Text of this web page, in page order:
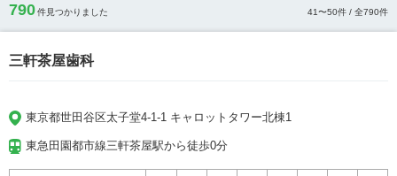
790件見つかりました 41〜50件 / 全790件
三軒茶屋歯科
東京都世田谷区太子堂4-1-1 キャロットタワー北棟1
東急田園都市線三軒茶屋駅から徒歩0分